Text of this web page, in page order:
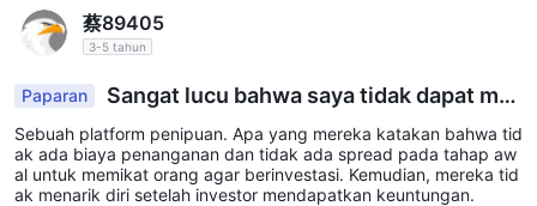
蔡89405
3-5 tahun
Paparan
Sangat lucu bahwa saya tidak dapat me
nariknya setelah mendapatkan keuntungan deng
an operasi
Sebuah platform penipuan. Apa yang mereka katakan bahwa tid
ak ada biaya penanganan dan tidak ada spread pada tahap aw
al untuk memikat orang agar berinvestasi. Kemudian, mereka tid
ak menarik diri setelah investor mendapatkan keuntungan.